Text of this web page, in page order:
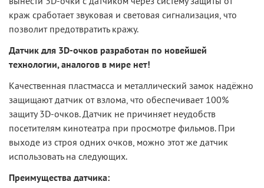
краж сработает звуковая и световая сигнализация, что
позволит предотвратить кражу.
Датчик для 3D-очков разработан по новейшей
технологии, аналогов в мире нет!
Качественная пластмасса и металлический замок надёжно
защищают датчик от взлома, что обеспечивает 100%
защиту 3D-очков. Датчик не причиняет неудобств
посетителям кинотеатра при просмотре фильмов. При
выходе из строя одних очков, можно этот же датчик
использовать на следующих.
Преимущества датчика: